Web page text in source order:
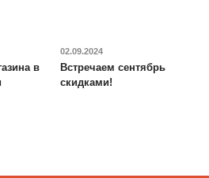
в
02.09.2024
Встречаем сентябрь
скидками!